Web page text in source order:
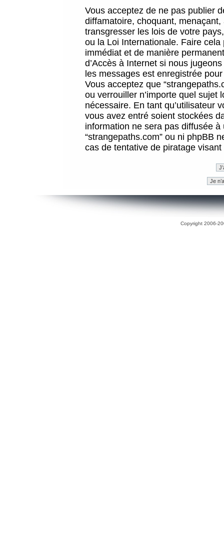
Vous acceptez de ne pas publier
diffamatoire, choquant,
transgresser les lois de votre
ou la Loi Internationale. Faire
immédiat et de manière
d’Accès à Internet si nous
les messages est enregistrée
Vous acceptez que
ou verrouiller n’importe quel sujet
nécessaire. En tant qu’utilisateur
vous avez entré soient stockées
information ne sera pas diffusée
“strangepaths.com” ou ni phpBB
cas de tentative de piratage
Copyright 2006-